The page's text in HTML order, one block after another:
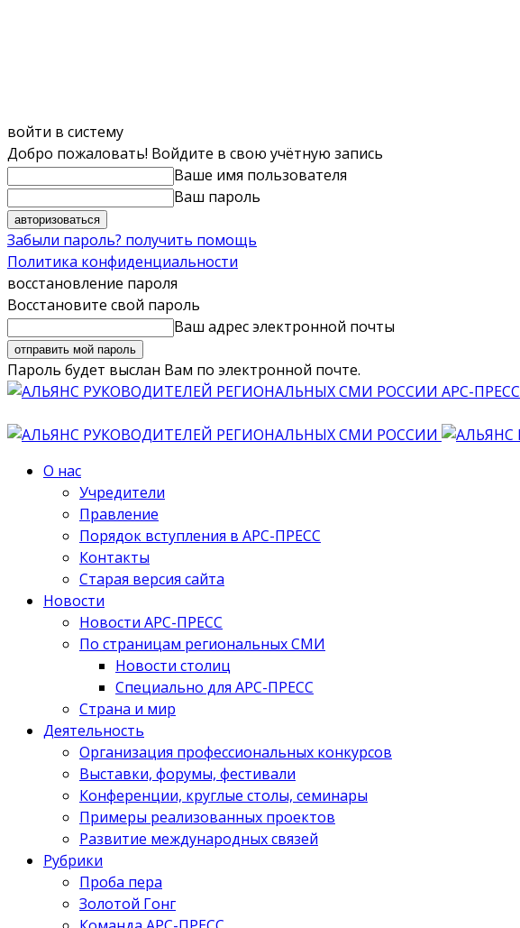
войти в систему
Добро пожаловать! Войдите в свою учётную запись
Ваше имя пользователя
Ваш пароль
Забыли пароль? получить помощь
Политика конфиденциальности
восстановление пароля
Восстановите свой пароль
Ваш адрес электронной почты
Пароль будет выслан Вам по электронной почте.
АРС-ПРЕСС
О нас
Учредители
Правление
Порядок вступления в АРС-ПРЕСС
Контакты
Старая версия сайта
Новости
Новости АРС-ПРЕСС
По страницам региональных СМИ
Новости столиц
Специально для АРС-ПРЕСС
Страна и мир
Деятельность
Организация профессиональных конкурсов
Выставки, форумы, фестивали
Конференции, круглые столы, семинары
Примеры реализованных проектов
Развитие международных связей
Рубрики
Проба пера
Золотой Гонг